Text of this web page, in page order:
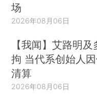
场
2026年08月06日
【我闻】艾路明
拘 当代系创始人
清算
2026年08月06日